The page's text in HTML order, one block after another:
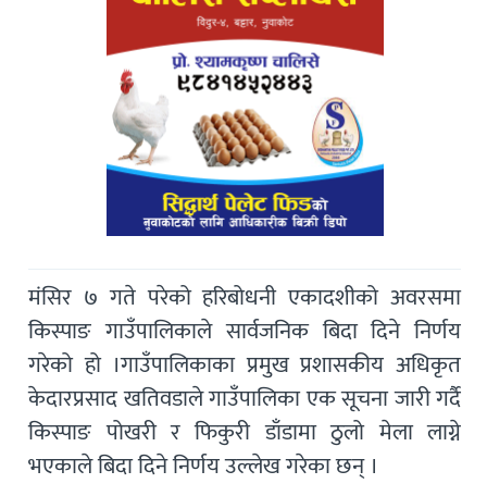
मंसिर ७ गते परेको हरिबोधनी एकादशीको अवरसमा
किस्पाङ गाउँपालिकाले सार्वजनिक बिदा दिने निर्णय
गरेको हो ।गाउँपालिकाका प्रमुख प्रशासकीय अधिकृत
केदारप्रसाद खतिवडाले गाउँपालिका एक सूचना जारी गर्दै
किस्पाङ पोखरी र फिकुरी डाँडामा ठुलो मेला लाग्ने
भएकाले बिदा दिने निर्णय उल्लेख गरेका छन् ।